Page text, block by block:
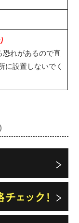
れがあるので直
に設置しないでく